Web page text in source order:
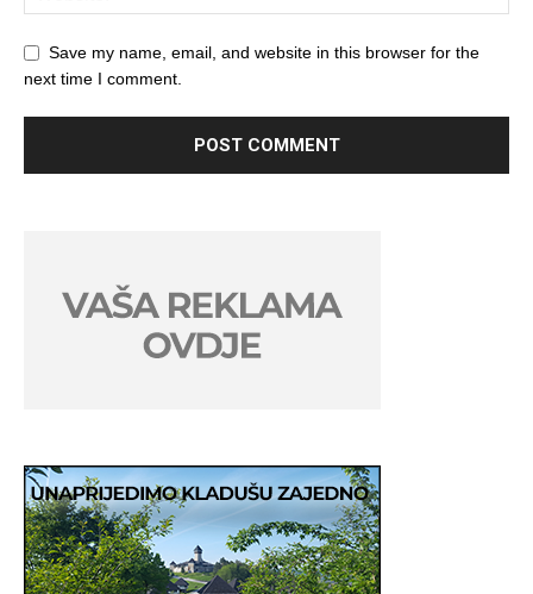
Save my name, email, and website in this browser for the
next time I comment.